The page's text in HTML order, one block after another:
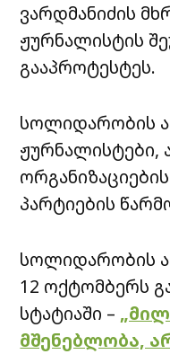
ვარდმანიძის
ჟურნალისტის
გააპროტესტეს.
სოლიდარობის
ჟურნალისტები,
პარტიების
სოლიდარობის
12 ოქტომბერს
სტატიაში –
მშენებლობა,